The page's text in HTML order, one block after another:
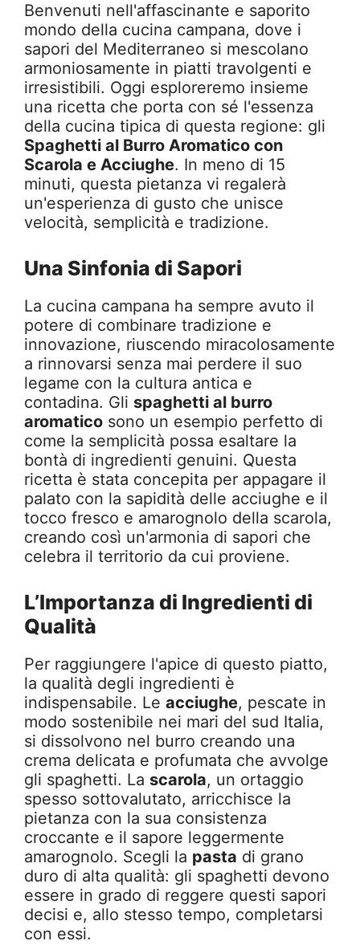
Benvenuti nell'affascinante e saporito
mondo della cucina campana, dove i
sapori del Mediterraneo si mescolano
armoniosamente in piatti travolgenti e
irresistibili. Oggi esploreremo insieme
una ricetta che porta con sé l'essenza
della cucina tipica di questa regione: gli
Spaghetti al Burro Aromatico con
Scarola e Acciughe. In meno di 15
minuti, questa pietanza vi regalerà
un'esperienza di gusto che unisce
velocità, semplicità e tradizione.
Una Sinfonia di Sapori
La cucina campana ha sempre avuto il
potere di combinare tradizione e
innovazione, riuscendo miracolosamente
a rinnovarsi senza mai perdere il suo
legame con la cultura antica e
contadina. Gli spaghetti al burro
aromatico sono un esempio perfetto di
come la semplicità possa esaltare la
bontà di ingredienti genuini. Questa
ricetta è stata concepita per appagare il
palato con la sapidità delle acciughe e il
tocco fresco e amarognolo della scarola,
creando così un'armonia di sapori che
celebra il territorio da cui proviene.
L’Importanza di Ingredienti di
Qualità
Per raggiungere l'apice di questo piatto,
la qualità degli ingredienti è
indispensabile. Le acciughe, pescate in
modo sostenibile nei mari del sud Italia,
si dissolvono nel burro creando una
crema delicata e profumata che avvolge
gli spaghetti. La scarola, un ortaggio
spesso sottovalutato, arricchisce la
pietanza con la sua consistenza
croccante e il sapore leggermente
amarognolo. Scegli la pasta di grano
duro di alta qualità: gli spaghetti devono
essere in grado di reggere questi sapori
decisi e, allo stesso tempo, completarsi
con essi.